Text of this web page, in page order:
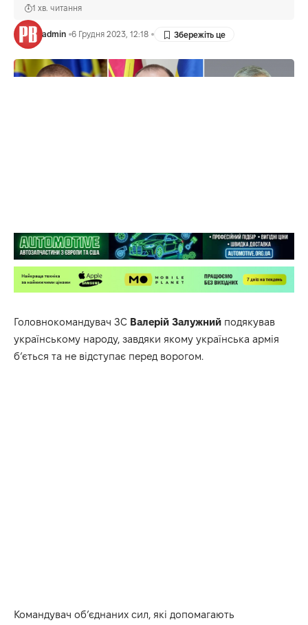
admin 6 Грудня 2023, 12:18
1 хв. читання
Головнокомандувач ЗС Валерій Залужний подякував
українському народу, завдяки якому українська армія
б’ється та не відступає перед ворогом.
Командувач об’єднаних сил, які допомагають